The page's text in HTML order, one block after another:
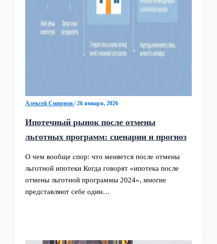
Алексей Смирнов/26 января, 2026
Ипотечный рынок после отмены
льготных программ: сценарии и прогноз
О чем вообще спор: что меняется после отмены
льготной ипотеки Когда говорят «ипотека после
отмены льготной программы 2024», многие
представляют себе один…